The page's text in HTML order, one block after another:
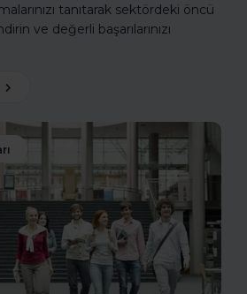
tanıtarak sektördeki öncü
ve değerli başarılarınızı